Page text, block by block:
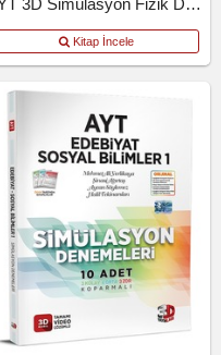
AYT 3D Simülasyon Fizik Denemeleri
Kitap İncele